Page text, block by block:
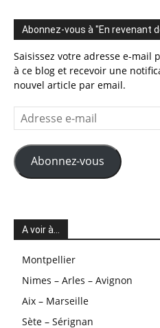
Abonnez-vous à "En revenant
Saisissez votre adresse e-mail
à ce blog et recevoir une
nouvel article par email.
Adresse
e-
mail
Abonnez-vous
A voir à…
Montpellier
Nimes – Arles – Avignon
Aix – Marseille
Sète – Sérignan